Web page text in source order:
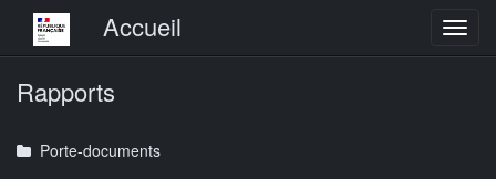
Menu principalAccueil
Rapports
Porte-documents